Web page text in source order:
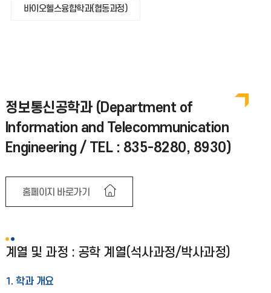
바이오헬스융합학과(협동과정)
정보통신공학과 (Department of
Information and Telecommunication
Engineering / TEL : 835-8280, 8930)
홈페이지 바로가기
계열 및 과정 : 공학 계열(석사과정/박사과정)
1. 학과 개요